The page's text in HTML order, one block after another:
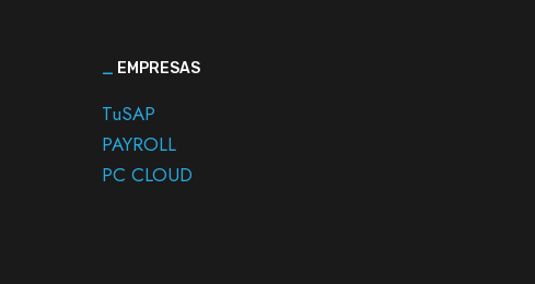
_ EMPRESAS
TuSAP
PAYROLL
PC CLOUD